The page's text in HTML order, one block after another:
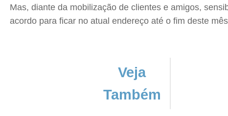
Mas, diante da mobilização de clientes e amigos,
acordo para ficar no atual endereço até o fim deste
Veja
Também